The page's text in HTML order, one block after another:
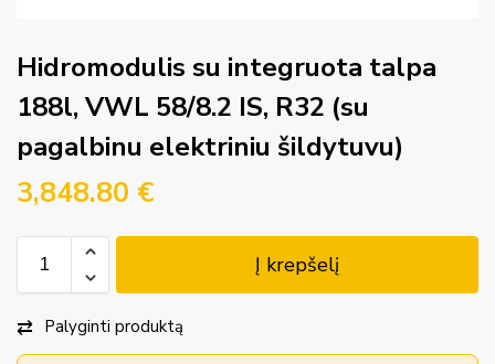
Hidromodulis su integruota talpa
188l, VWL 58/8.2 IS, R32 (su
pagalbinu elektriniu šildytuvu)
3,848.80 €
Į krepšelį
Palyginti produktą